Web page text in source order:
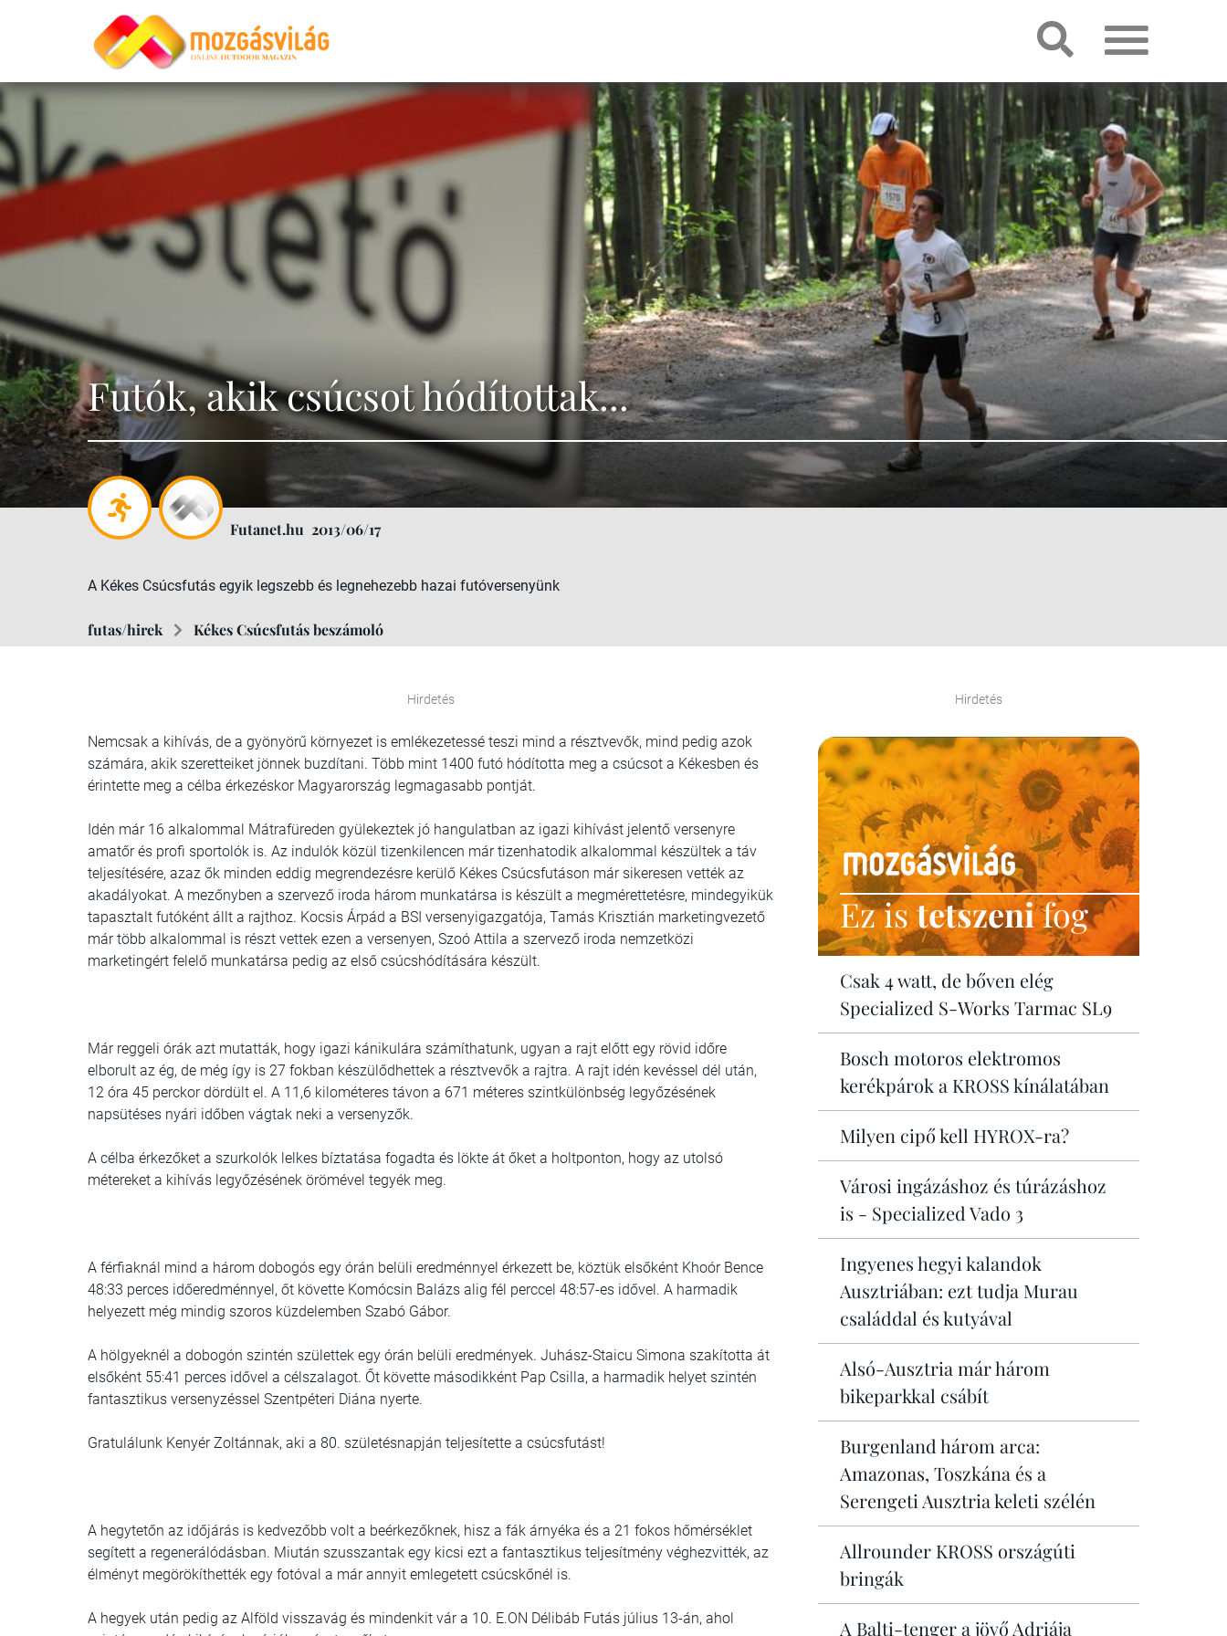
Futók, akik csúcsot hódítottak...
Futanet.hu 2013/06/17
A Kékes Csúcsfutás egyik legszebb és legnehezebb hazai futóversenyünk
futas/hirek Kékes Csúcsfutás beszámoló
Hirdetés
Nemcsak a kihívás, de a gyönyörű környezet is emlékezetessé teszi mind a résztvevők, mind pedig azok
számára, akik szeretteiket jönnek buzdítani. Több mint 1400 futó hódította meg a csúcsot a Kékesben és
érintette meg a célba érkezéskor Magyarország legmagasabb pontját.
Idén már 16 alkalommal Mátrafüreden gyülekeztek jó hangulatban az igazi kihívást jelentő versenyre
amatőr és profi sportolók is. Az indulók közül tizenkilencen már tizenhatodik alkalommal készültek a táv
teljesítésére, azaz ők minden eddig megrendezésre kerülő Kékes Csúcsfutáson már sikeresen vették az
akadályokat. A mezőnyben a szervező iroda három munkatársa is készült a megmérettetésre, mindegyikük
tapasztalt futóként állt a rajthoz. Kocsis Árpád a BSI versenyigazgatója, Tamás Krisztián marketingvezető
már több alkalommal is részt vettek ezen a versenyen, Szoó Attila a szervező iroda nemzetközi
marketingért felelő munkatársa pedig az első csúcshódítására készült.
Már reggeli órák azt mutatták, hogy igazi kánikulára számíthatunk, ugyan a rajt előtt egy rövid időre
elborult az ég, de még így is 27 fokban készülődhettek a résztvevők a rajtra. A rajt idén kevéssel dél után,
12 óra 45 perckor dördült el. A 11,6 kilométeres távon a 671 méteres szintkülönbség legyőzésének
napsütéses nyári időben vágtak neki a versenyzők.
A célba érkezőket a szurkolók lelkes bíztatása fogadta és lökte át őket a holtponton, hogy az utolsó
métereket a kihívás legyőzésének örömével tegyék meg.
A férfiaknál mind a három dobogós egy órán belüli eredménnyel érkezett be, köztük elsőként Khoór Bence
48:33 perces időeredménnyel, őt követte Komócsin Balázs alig fél perccel 48:57-es idővel. A harmadik
helyezett még mindig szoros küzdelemben Szabó Gábor.
A hölgyeknél a dobogón szintén születtek egy órán belüli eredmények. Juhász-Staicu Simona szakította át
elsőként 55:41 perces idővel a célszalagot. Őt követte másodikként Pap Csilla, a harmadik helyet szintén
fantasztikus versenyzéssel Szentpéteri Diána nyerte.
Gratulálunk Kenyér Zoltánnak, aki a 80. születésnapján teljesítette a csúcsfutást!
A hegytetőn az időjárás is kedvezőbb volt a beérkezőknek, hisz a fák árnyéka és a 21 fokos hőmérséklet
segített a regenerálódásban. Miután szusszantak egy kicsi ezt a fantasztikus teljesítmény véghezvitték, az
élményt megörökíthették egy fotóval a már annyit emlegetett csúcskőnél is.
A hegyek után pedig az Alföld visszavág és mindenkit vár a 10. E.ON Délibáb Futás július 13-án, ahol
Hirdetés
Ez istetszenifog
Csak 4 watt, de bőven elég
Specialized S-Works Tarmac SL9
Bosch motoros elektromos
kerékpárok a KROSS kínálatában
Milyen cipő kell HYROX-ra?
Városi ingázáshoz és túrázáshoz
is - Specialized Vado 3
Ingyenes hegyi kalandok
Ausztriában: ezt tudja Murau
családdal és kutyával
Alsó-Ausztria már három
bikeparkkal csábít
Burgenland három arca:
Amazonas, Toszkána és a
Serengeti Ausztria keleti szélén
Allrounder KROSS országúti
bringák
A Balti-tenger a jövő Adriája